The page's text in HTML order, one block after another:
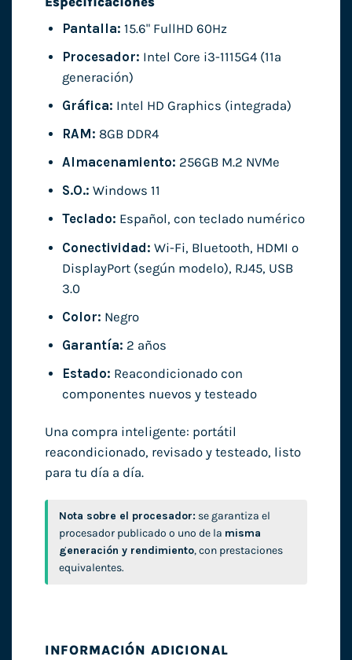
Pantalla: 15.6" FullHD 60Hz
Procesador: Intel Core i3-1115G4 (11ª
generación)
Gráfica: Intel HD Graphics (integrada)
RAM: 8GB DDR4
Almacenamiento: 256GB M.2 NVMe
S.O.: Windows 11
Teclado: Español, con teclado numérico
Conectividad: Wi-Fi, Bluetooth, HDMI o
DisplayPort (según modelo), RJ45, USB
3.0
Color: Negro
Garantía: 2 años
Estado: Reacondicionado con
componentes nuevos y testeado
Una compra inteligente: portátil
reacondicionado, revisado y testeado, listo
para tu día a día.
Nota sobre el procesador: se garantiza el
procesador publicado o uno de la misma
generación y rendimiento, con prestaciones
equivalentes.
INFORMACIÓN ADICIONAL